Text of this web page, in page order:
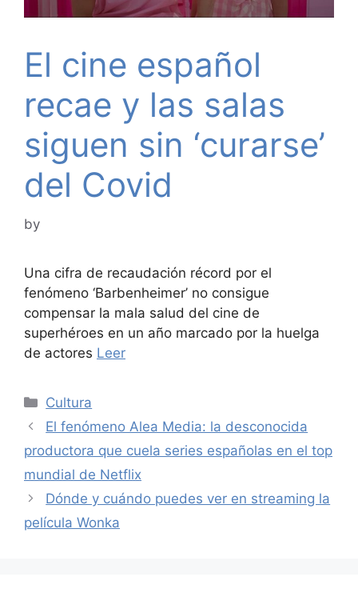
El cine español
recae y las salas
siguen sin ‘curarse’
del Covid
by
Una cifra de recaudación récord por el
fenómeno ‘Barbenheimer’ no consigue
compensar la mala salud del cine de
superhéroes en un año marcado por la huelga
de actores Leer
Categories
Cultura
El fenómeno Alea Media: la desconocida
productora que cuela series españolas en el top
mundial de Netflix
Dónde y cuándo puedes ver en streaming la
película Wonka